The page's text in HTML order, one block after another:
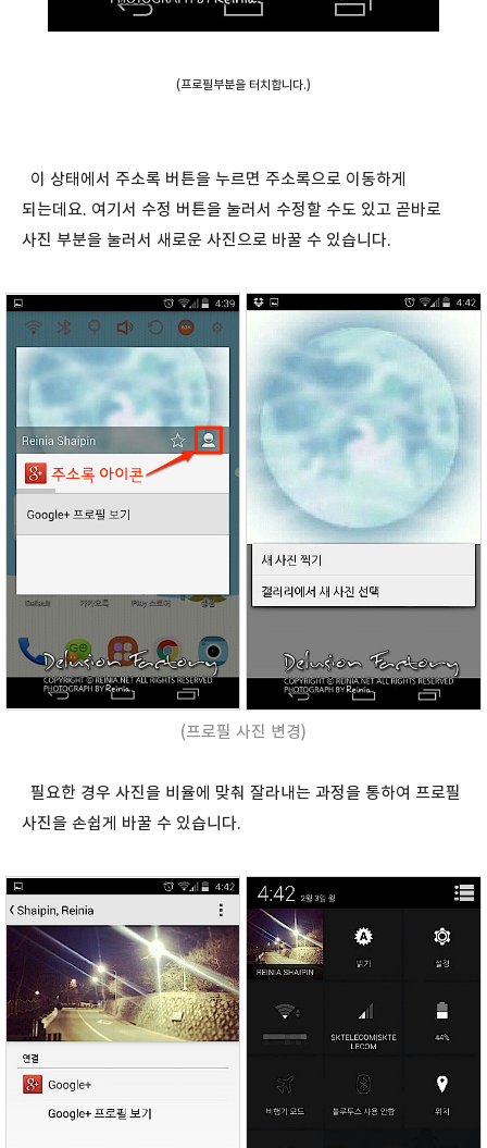
(프로필부분을 터치합니다.)
이 상태에서 주소록 버튼을 누르면 주소록으로 이동하게
되는데요. 여기서 수정 버튼을 눌러서 수정할 수도 있고 곧바로
사진 부분을 눌러서 새로운 사진으로 바꿀 수 있습니다.
(프로필 사진 변경)
필요한 경우 사진을 비율에 맞춰 잘라내는 과정을 통하여 프로필
사진을 손쉽게 바꿀 수 있습니다.